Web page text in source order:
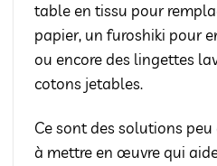
table en tissu pour
papier, un furoshiki pour
ou encore des lingettes
cotons jetables.
Ce sont des solutions
à mettre en œuvre qui